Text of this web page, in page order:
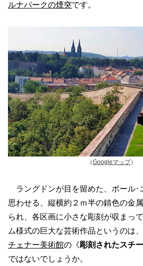
ルナパークの煙突です。
（Googleマップ）
ラングドンが目を留めた、ポール･
思わせる、縦横約２ｍ半の錆色の金
られ、各区画に小さな彫刻が収まっ
ム様式の巨大な芸術作品というのは、
チェナー美術館の《彫刻されたスチ
ではないでしょうか。